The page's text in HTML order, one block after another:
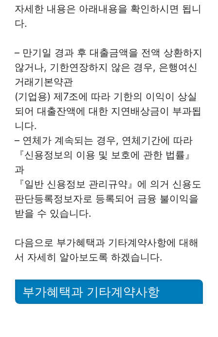
자세한 내용은 아래내용을 확인하시면 됩니
다.
– 만기일 경과 후 대출금액을 전액 상환하지
않거나, 기한연장하지 않은 경우, 은행여신
거래기본약관
(기업용) 제7조에 따라 기한의 이익이 상실
되어 대출잔액에 대한 지연배상금이 부과됩
니다.
– 연체가 계속되는 경우, 연체기간에 따라
『신용정보의 이용 및 보호에 관한 법률』
과
『일반 신용정보 관리규약』에 의거 신용도
판단등록정보자로 등록되어 금융 불이익을
받을 수 있습니다.
다음으로 부가혜택과 기타계약사항에 대해
서 자세히 알아보도록 하겠습니다.
부가혜택과 기타계약사항